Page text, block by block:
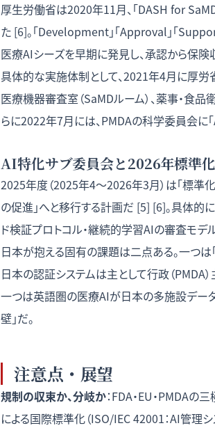
厚生労働省は2020年11月、「DASH for
た [6]。「Development」「Approval」「
医療AIシーズを早期に発見し、承認から保
具体的な実施体制として、2021年4月に厚
医療機器審査室（SaMDルーム）、薬事・食
らに2022年7月には、PMDAの科学委員会に
AI特化サブ委員会と2026年標準
2025年度（2025年4〜2026年3月）は「標準
の促進」へと移行する計画だ [5] [6]。具体的
ド検証プロトコル・継続的学習AIの審査モデ
日本が抱える固有の課題は二点ある。一つ
日本の認証システムは主として行政（PMDA
一つは英語圏の医療AIが日本の多施設デー
壁」だ。
注意点・展望
規制の収束か、分岐か：FDA・EU・PMDA
による国際標準化（ISO/IEC 42001：AI管理